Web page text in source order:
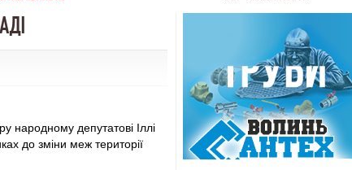
народному депутатові Іллі
до зміни меж території